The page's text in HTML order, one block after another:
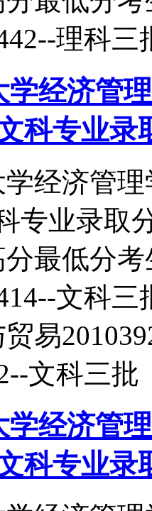
理科三
经济管
科专业录
经济管
专业录取
最低分
文科
易
文科三批
经济管
科专业录